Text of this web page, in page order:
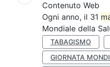
Contenuto Web
Ogni anno, il 31
Mondiale della
TABAGISMO
GIORNATA